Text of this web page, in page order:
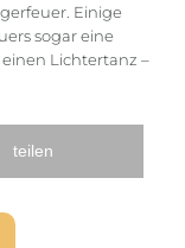
Einige
sogar eine
Lichtertanz –
teilen